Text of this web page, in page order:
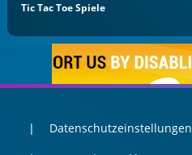
Tic Tac Toe Spiele
Datenschutzeinstellungen